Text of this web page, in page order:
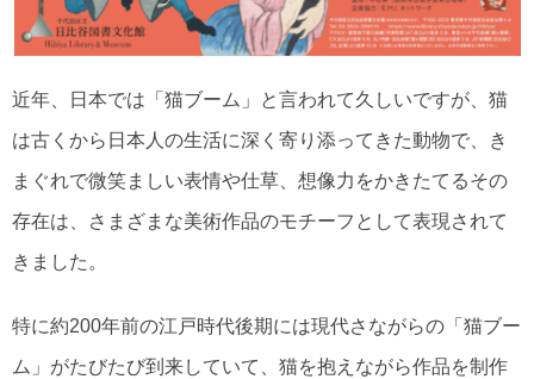
近年、日本では「猫ブーム」と言われて久しいですが、猫
は古くから日本人の生活に深く寄り添ってきた動物で、き
まぐれで微笑ましい表情や仕草、想像力をかきたてるその
存在は、さまざまな美術作品のモチーフとして表現されて
きました。
特に約200年前の江戸時代後期には現代さながらの「猫ブー
ム」がたびたび到来していて、猫を抱えながら作品を制作